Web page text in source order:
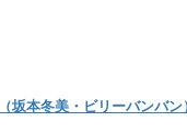
坂本冬美・ビリーバンバン